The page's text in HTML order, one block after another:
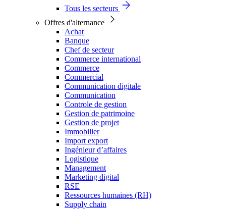
Tous les secteurs
Offres d'alternance
Achat
Banque
Chef de secteur
Commerce international
Commerce
Commercial
Communication digitale
Communication
Controle de gestion
Gestion de patrimoine
Gestion de projet
Immobilier
Import export
Ingénieur d’affaires
Logistique
Management
Marketing digital
RSE
Ressources humaines (RH)
Supply chain